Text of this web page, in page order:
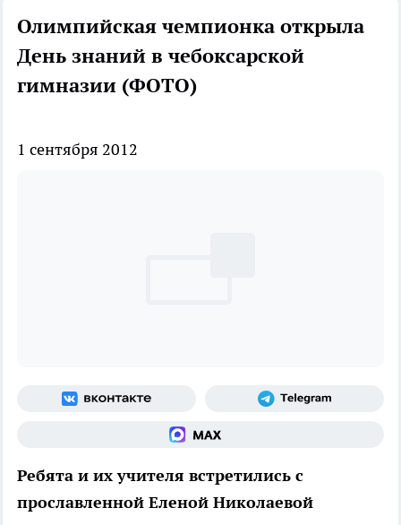
Олимпийская чемпионка открыла
День знаний в чебоксарской
гимназии (ФОТО)
1 сентября 2012
Ребята и их учителя встретились с
прославленной Еленой Николаевой